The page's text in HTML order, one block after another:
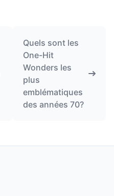
Quels sont les
One-Hit
Wonders les
plus
emblématiques
des années 70?